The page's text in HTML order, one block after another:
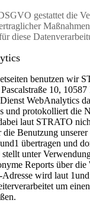
gestattet die
diese
benutzen wir
10,
WebAnalytics
und protokolliert die
laut STRATO
Benutzung
übertragen und
stellt unter
Reports über die
Adresse wird laut
um